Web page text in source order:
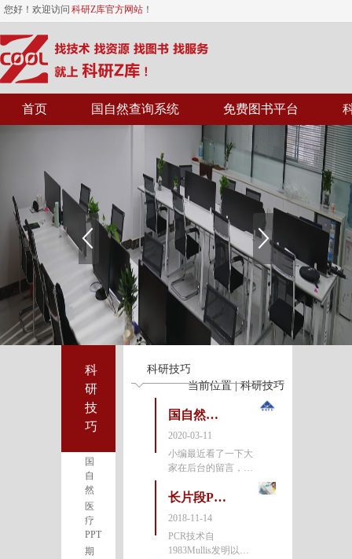
您好！欢迎访问 科研Z库官方网站 ！
首页 国自然查询系统 免费图书平台
科
研
技
巧
国
自
然
医
疗
PPT
期
科研技巧
当前位置 | 科研技巧
国自然科学基金查询神器V2.0版免费开放，可查询近20万个国家基金项目！
2020-03-11
小编最近看了一下大
家在后台的留言，都
科学基金项目查询系
限，【ZSCI国家自然
科学基金项目查询系
统】正式免
长片段PCR技术心得分享
2018-11-14
PCR技术自
1983Mullis发明以